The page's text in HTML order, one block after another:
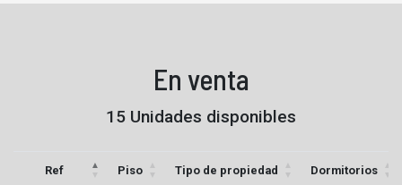
En venta
15 Unidades disponibles
Ref Piso Tipo de propiedad Dormitorios